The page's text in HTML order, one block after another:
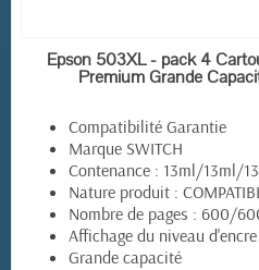
EN
Epson 503XL - pack 4
Premium Grande
Compatibilité Garantie
Marque SWITCH
Contenance : 13ml/13ml/
Nature produit :
Nombre de pages : 600/
Affichage du niveau
Grande capacité